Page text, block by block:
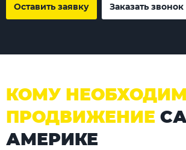
Оставить заявку Заказать звонок
КОМУ
ПРОДВИЖЕНИЕ
АМЕРИКЕ